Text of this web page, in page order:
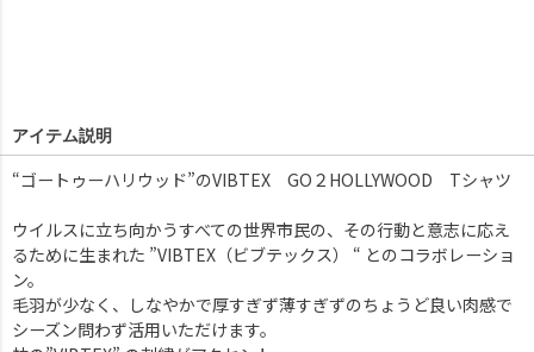
アイテム説明
“ゴートゥーハリウッド”のVIBTEX GO２HOLLYWOOD Tシャツ
ウイルスに立ち向かうすべての世界市民の、その行動と意志に応え
るために生まれた ”VIBTEX（ビブテックス） “ とのコラボレーショ
ン。
毛羽が少なく、しなやかで厚すぎず薄すぎずのちょうど良い肉感で
シーズン問わず活用いただけます。